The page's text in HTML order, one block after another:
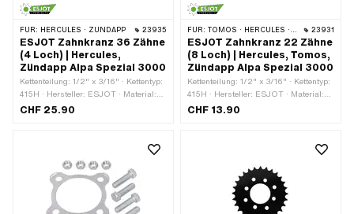
FÜR: HERCULES · ZÜNDAPP 23935
ESJOT Zahnkranz 36 Zähne
(4 Loch) | Hercules,
Zündapp Alpa Spezial 3000
Kettenteilung: 1/2" x 3/16" · Kettentyp:
415H · Hersteller: ESJOT · Material:
Stahl · Oberfläche: lackiert · Farbe:
· Anzahl Befestigungspunkte: 4 Stk. ·
CHF 25.90
FÜR: TOMOS · HERCULES · ZÜNDAPP 23931
ESJOT Zahnkranz 22 Zähne
(8 Loch) | Hercules, Tomos,
Zündapp Alpa Spezial 3000
Kettenteilung: 1/2" x 3/16" · Kettentyp:
415H · Hersteller: ESJOT · Material:
Stahl · Oberfläche: lackiert · Farbe:
Ø Lochkreis: 66 mm · Ø innen: 42.5
mm · Anzahl Befestigungspunkte: 4
Stk. · Ø Befestigungsloch: 7.4 mm ·
Anzahl Befestigungspunkte: 8 Stk.
CHF 13.90